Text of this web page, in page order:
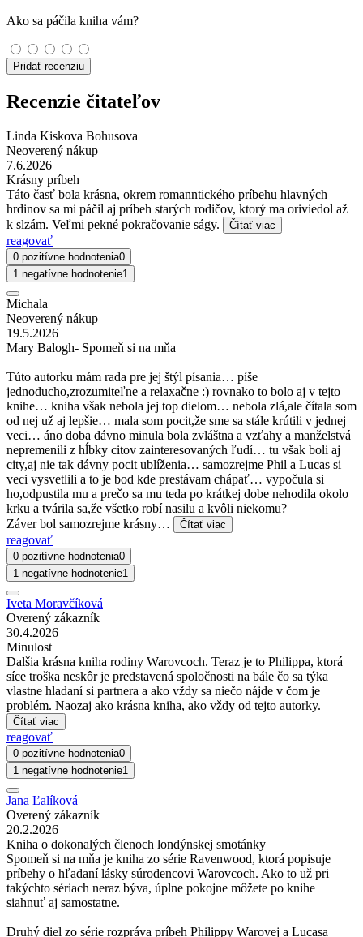
Ako sa páčila kniha vám?
Pridať recenziu
Recenzie čitateľov
Linda Kiskova Bohusova
Neoverený nákup
7.6.2026
Krásny príbeh
Táto časť bola krásna, okrem romanntického príbehu hlavných
hrdinov sa mi páčil aj príbeh starých rodičov, ktorý ma oriviedol až
k slzám. Veľmi pekné pokračovanie ságy.
Čítať viac
reagovať
0 pozitívne hodnotenia0
1 negatívne hodnotenie1
Michala
Neoverený nákup
19.5.2026
Mary Balogh- Spomeň si na mňa
Túto autorku mám rada pre jej štýl písania… píše
jednoducho,zrozumiteľne a relaxačne :) rovnako to bolo aj v tejto
knihe… kniha však nebola jej top dielom… nebola zlá,ale čítala som
od nej už aj lepšie… mala som pocit,že sme sa stále krútili v jednej
veci… áno doba dávno minula bola zvláštna a vzťahy a manželstvá
nepremenili z hĺbky citov zainteresovaných ľudí… tu však boli aj
city,aj nie tak dávny pocit ublíženia… samozrejme Phil a Lucas si
veci vysvetlili a to je bod kde prestávam chápať… vypočula si
ho,odpustila mu a prečo sa mu teda po krátkej dobe nehodila okolo
krku a tvárila sa,že všetko robí nasilu a kvôli niekomu?
Záver bol samozrejme krásny…
Čítať viac
reagovať
0 pozitívne hodnotenia0
1 negatívne hodnotenie1
Iveta Moravčíková
Overený zákazník
30.4.2026
Minulost
Dalšia krásna kniha rodiny Warovcoch. Teraz je to Philippa, ktorá
síce troška neskôr je predstavená spoločnosti na bále čo sa týka
vlastne hladaní si partnera a ako vždy sa niečo nájde v čom je
problém. Naozaj ako krásna kniha, ako vždy od tejto autorky.
Čítať viac
reagovať
0 pozitívne hodnotenia0
1 negatívne hodnotenie1
Jana Ľalíková
Overený zákazník
20.2.2026
Kniha o dokonalých členoch londýnskej smotánky
Spomeň si na mňa je kniha zo série Ravenwood, ktorá popisuje
príbehy o hľadaní lásky súrodencovi Warovcoch. Ako to už pri
takýchto sériach neraz býva, úplne pokojne môžete po knihe
siahnuť aj samostatne.
Druhý diel zo série rozpráva príbeh Philippy Warovej a Lucasa